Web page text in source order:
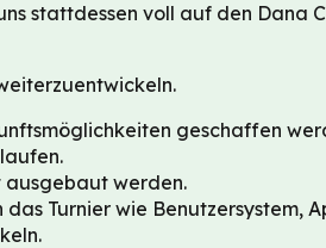
stattdessen voll auf den Dana
geschaffen
ausgebaut werden.
Turnier wie Benutzersystem,